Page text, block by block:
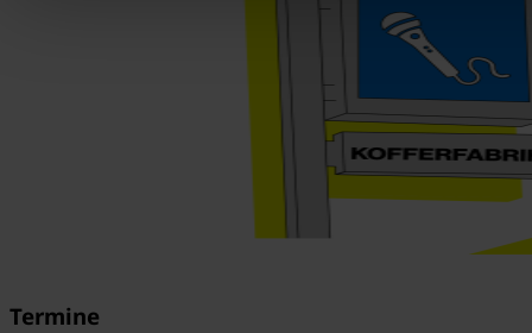
Termine